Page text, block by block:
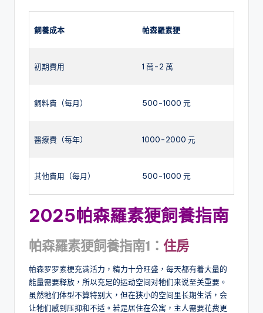
飼養成本 帕森羅素㹴
初期費用 1 萬-2 萬
飼料費（每月） 500-1000 元
醫療費（每年） 1000-2000 元
其他費用（每月） 500-1000 元
2025帕森羅素㹴飼養指南
帕森羅素㹴飼養指南1： 住房
帕森罗罗素梗充满活力，精力十分旺盛，每天都有着大量的
能量需要释放，所以充足的运动空间对牠们来说至关重要。
虽然牠们体型不算特别大，但在狭小的空间里长期生活，会
让牠们感到压抑和不适。若是居住在公寓，主人需要花费更